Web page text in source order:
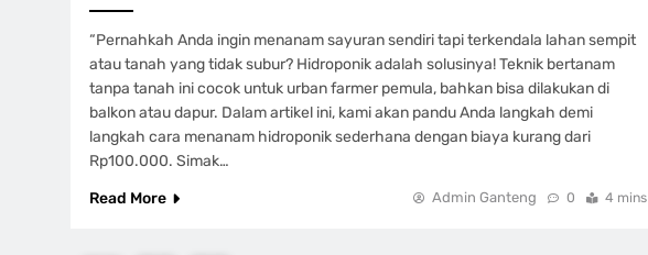
“Pernahkah Anda ingin menanam sayuran sendiri tapi terkendala lahan sempit
atau tanah yang tidak subur? Hidroponik adalah solusinya! Teknik bertanam
tanpa tanah ini cocok untuk urban farmer pemula, bahkan bisa dilakukan di
balkon atau dapur. Dalam artikel ini, kami akan pandu Anda langkah demi
langkah cara menanam hidroponik sederhana dengan biaya kurang dari
Rp100.000. Simak…
Read More
Admin Ganteng 0 4 mins